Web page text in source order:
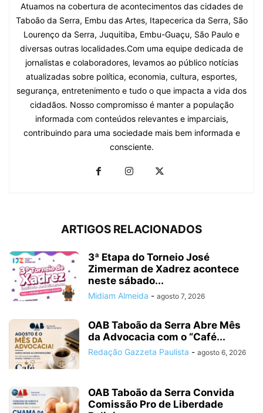
Atuamos na cobertura de acontecimentos das cidades de
Taboão da Serra, Embu das Artes, Itapecerica da Serra, São
Lourenço da Serra, Juquitiba, Embu-Guaçu, São Paulo e
diversas outras localidades.Com uma equipe dedicada de
jornalistas e colaboradores, levamos ao público notícias
atualizadas sobre política, economia, cultura, esportes,
segurança, entretenimento e tudo o que impacta a vida dos
cidadãos. Nosso compromisso é manter a população
informada com conteúdos relevantes e imparciais,
contribuindo para uma sociedade mais bem informada e
consciente.
ARTIGOS RELACIONADOS
3ª Etapa do Torneio José
Zimerman de Xadrez acontece
neste sábado...
Midiam Almeida - agosto 7, 2026
OAB Taboão da Serra Abre Mês
da Advocacia com o “Café...
Redação Gazzeta Paulista - agosto 6, 2026
OAB Taboão da Serra Convida
Comissão Pro de Liberdade